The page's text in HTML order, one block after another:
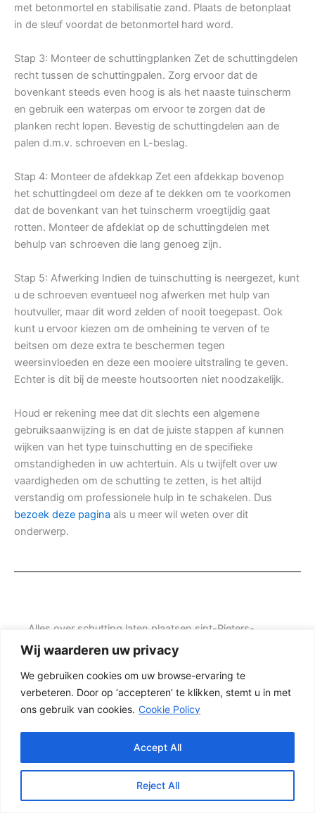
Wij waarderen uw privacy
We gebruiken cookies om uw browse-ervaring te
verbeteren. Door op ‘accepteren’ te klikken, stemt u in met
ons gebruik van cookies. Cookie Policy
Reject All
Accept All
met betonmortel en stabilisatie zand. Plaats de betonplaat
in de sleuf voordat de betonmortel hard word.
Stap 3: Monteer de schuttingplanken Zet de schuttingdelen
recht tussen de schuttingpalen. Zorg ervoor dat de
bovenkant steeds even hoog is als het naaste tuinscherm
en gebruik een waterpas om ervoor te zorgen dat de
planken recht lopen. Bevestig de schuttingdelen aan de
palen d.m.v. schroeven en L-beslag.
Stap 4: Monteer de afdekkap Zet een afdekkap bovenop
het schuttingdeel om deze af te dekken om te voorkomen
dat de bovenkant van het tuinscherm vroegtijdig gaat
rotten. Monteer de afdeklat op de schuttingdelen met
behulp van schroeven die lang genoeg zijn.
Stap 5: Afwerking Indien de tuinschutting is neergezet, kunt
u de schroeven eventueel nog afwerken met hulp van
houtvuller, maar dit word zelden of nooit toegepast. Ook
kunt u ervoor kiezen om de omheining te verven of te
beitsen om deze extra te beschermen tegen
weersinvloeden en deze een mooiere uitstraling te geven.
Echter is dit bij de meeste houtsoorten niet noodzakelijk.
Houd er rekening mee dat dit slechts een algemene
gebruiksaanwijzing is en dat de juiste stappen af kunnen
wijken van het type tuinschutting en de specifieke
omstandigheden in uw achtertuin. Als u twijfelt over uw
vaardigheden om de schutting te zetten, is het altijd
verstandig om professionele hulp in te schakelen. Dus
bezoek deze pagina als u meer wil weten over dit
onderwerp.
Alles over schutting laten plaatsen sint-Pieters-
Kapelle
Pieters-Kapelle? Dan helpt het om eerst goed te kijken
naar de situatie in uw tuin, de gewenste uitstraling en
de mate van onderhoud die u acceptabel vindt. Prins
Schuttingen helpt klanten met grote achtertuinen en
denkt mee over een mooie oplossing.
Een nette tuinafscheiding vraagt om meer dan alleen
een paar schermen en palen. Wilt u vooral een luxe